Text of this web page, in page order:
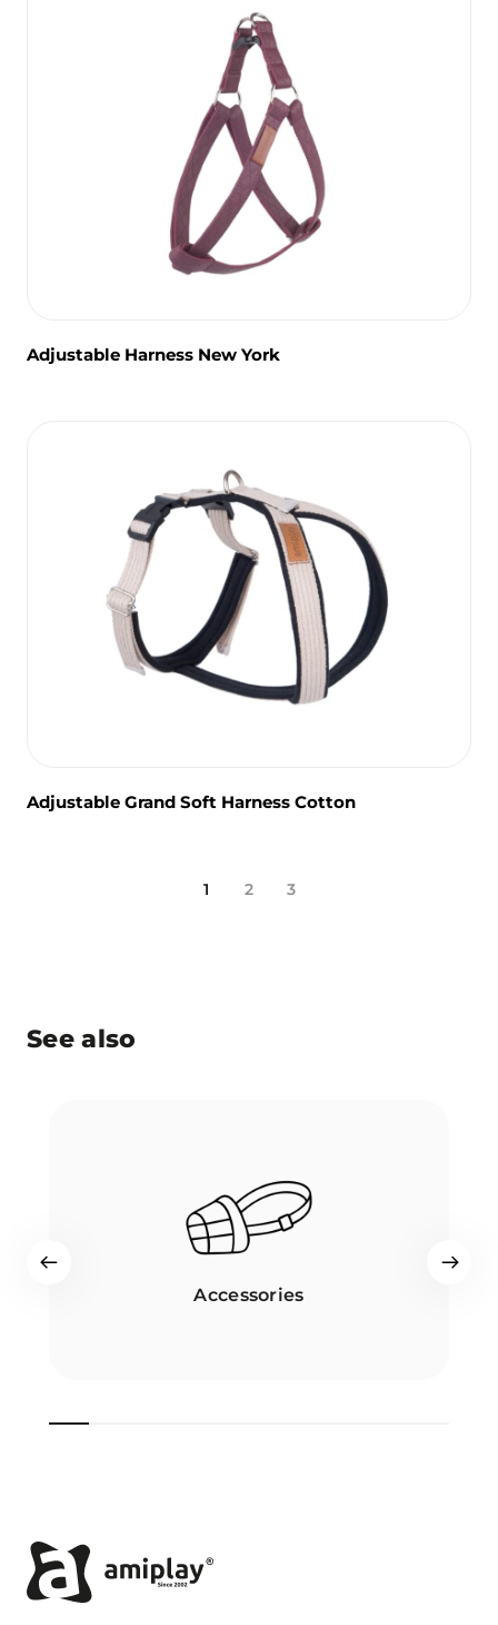
Adjustable Harness New York
Adjustable Grand Soft Harness Cotton
1 2 3
See also
Accessories